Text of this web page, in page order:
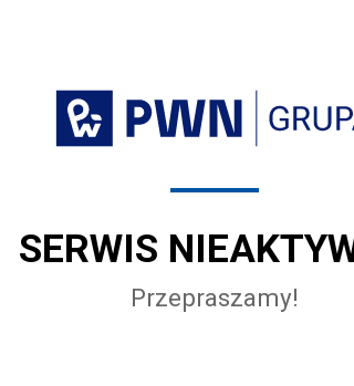
SERWIS
Przepraszamy!